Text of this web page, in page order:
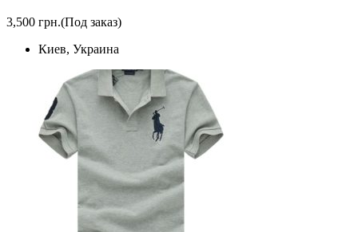
3,500 грн.(Под заказ)
Киев, Украина